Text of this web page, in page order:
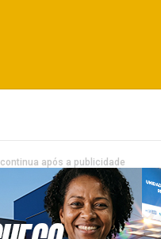
continua após a publicidade